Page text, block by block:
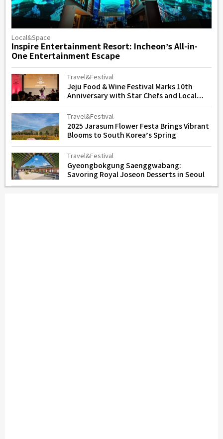
Local&Space
Inspire Entertainment Resort: Incheon’s All-in-
One Entertainment Escape
Travel&Festival
Jeju Food & Wine Festival Marks 10th
Anniversary with Star Chefs and Local
Flavors
Travel&Festival
2025 Jarasum Flower Festa Brings Vibrant
Blooms to South Korea’s Spring
Travel&Festival
Gyeongbokgung Saenggwabang:
Savoring Royal Joseon Desserts in Seoul